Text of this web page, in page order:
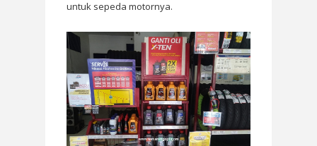
untuk sepeda motornya.